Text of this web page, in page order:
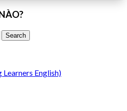
Learners English)